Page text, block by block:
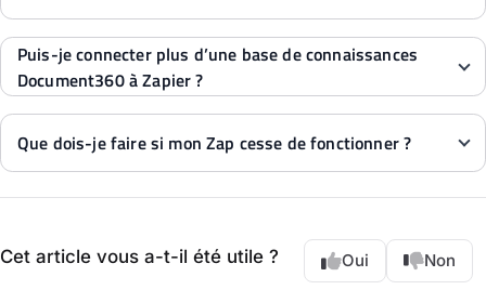
Puis-je connecter plus d’une base de connaissances
Document360 à Zapier ?
Que dois-je faire si mon Zap cesse de fonctionner ?
Cet article vous a-t-il été utile ? Oui Non